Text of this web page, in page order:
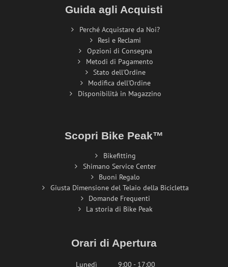
Guida agli Acquisti
Perché Acquistare da Noi?
Resi e Reclami
Opzioni di Consegna
Metodi di Pagamento
Stato dell'Ordine
Modifica dell'Ordine
Disponibilità in Magazzino
Scopri Bike Peak™
Bikefitting
Shimano Service Center
Buoni Regalo
Giusta Dimensione del Telaio della Bicicletta
Domande Frequenti
La storia di Bike Peak
Orari di Apertura
Lunedì
9:00 - 17:00